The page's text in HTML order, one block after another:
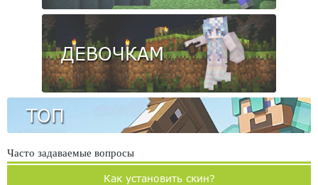
ДЕВОЧКАМ
ТОП
Часто задаваемые вопросы
Как установить скин?